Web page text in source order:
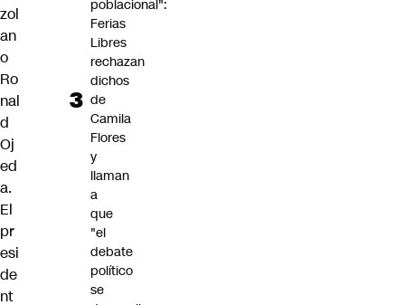
zol
an
o
Ro
nal
d
Oj
ed
a.
El
pr
esi
de
nt
poblacional":
Ferias
Libres
rechazan
dichos
de
Camila
Flores
y
llaman
a
que
"el
debate
político
se